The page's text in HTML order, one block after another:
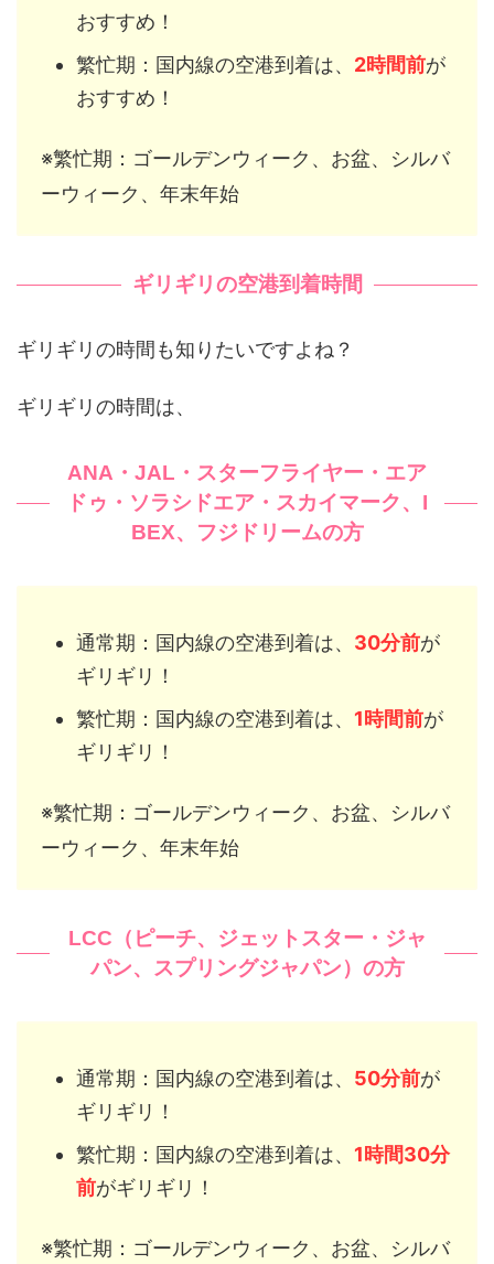
おすすめ！
繁忙期：国内線の空港到着は、 2時間前が
おすすめ！
※繁忙期：ゴールデンウィーク、お盆、シルバ
ーウィーク、年末年始
ギリギリの空港到着時間
ギリギリの時間も知りたいですよね？
ギリギリの時間は、
ANA・JAL・スターフライヤー・エア
ドゥ・ソラシドエア・スカイマーク、I
BEX、フジドリームの方
通常期：国内線の空港到着は、 30分前が
ギリギリ！
繁忙期：国内線の空港到着は、 1時間前が
ギリギリ！
※繁忙期：ゴールデンウィーク、お盆、シルバ
ーウィーク、年末年始
LCC（ピーチ、ジェットスター・ジャ
パン、スプリングジャパン）の方
通常期：国内線の空港到着は、 50分前が
ギリギリ！
繁忙期：国内線の空港到着は、 1時間30分
前がギリギリ！
※繁忙期：ゴールデンウィーク、お盆、シルバ